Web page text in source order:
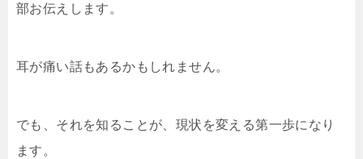
部お伝えします。
耳が痛い話もあるかもしれません。
でも、それを知ることが、現状を変える第一歩になり
ます。